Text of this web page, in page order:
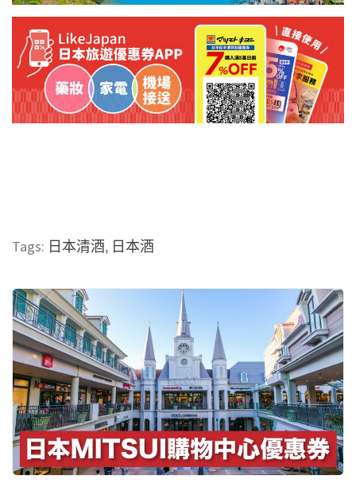
Tags: 日本清酒, 日本酒